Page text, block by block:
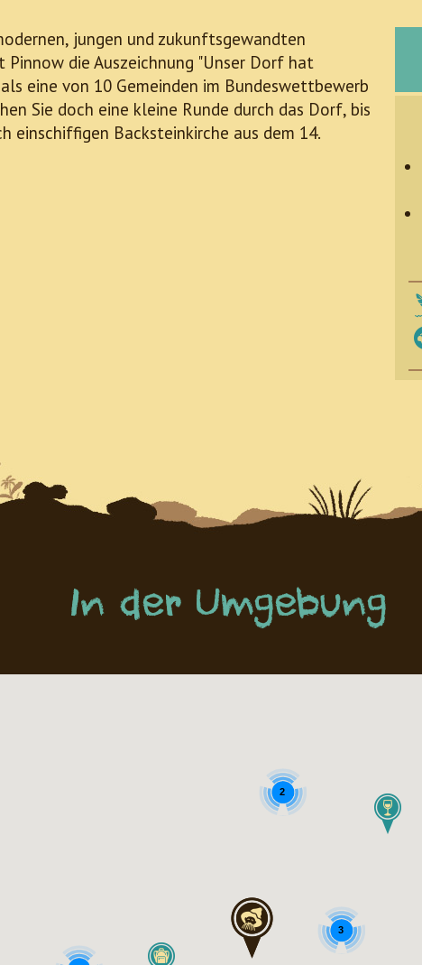
jungen und zukunftsgewandten
die Auszeichnung "Unser Dorf hat
eine von 10 Gemeinden im Bundeswettbewerb
Sie doch eine kleine Runde durch das Dorf, bis
einschiffigen Backsteinkirche aus dem 14.
In der Umgebung
3
2